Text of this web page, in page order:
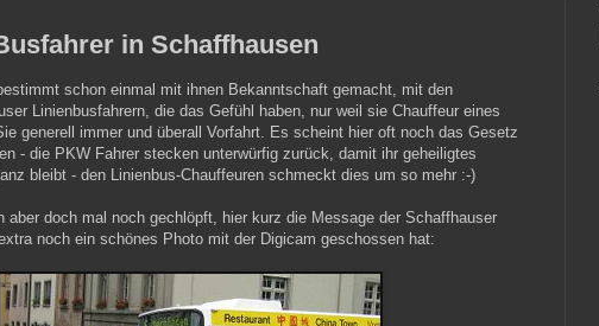
in Schaffhausen
schon einmal mit ihnen Bekanntschaft gemacht, mit den
Linienbusfahrern, die das Gefühl haben, nur weil sie Chauffeur eines
generell immer und überall Vorfahrt. Es scheint hier oft noch das Gesetz
- die PKW Fahrer stecken unterwürfig zurück, damit ihr geheiligtes
bleibt - den Linienbus-Chauffeuren schmeckt dies um so mehr :-)
aber doch mal noch gechlöpft, hier kurz die Message der Schaffhauser
noch ein schönes Photo mit der Digicam geschossen hat: